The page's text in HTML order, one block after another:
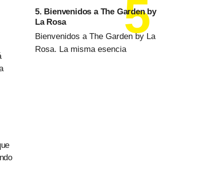
5. Bienvenidos a The Garden by
La Rosa
Bienvenidos a The Garden by La
Rosa. La misma esencia